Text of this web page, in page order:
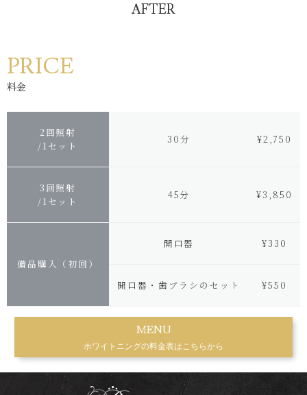
AFTER
PRICE
料金
2回照射
/1セット
30分 ¥2,750
3回照射
/1セット
45分 ¥3,850
備品購入（初回）
開口器 ¥330
開口器・歯ブラシのセット ¥550
MENU
ホワイトニングの料金表はこちらから